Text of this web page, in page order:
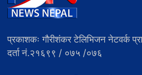
प्रकाशकः गौरीशंकर टेलिभिजन नेटवर्क
दर्ता नं.२१६९९ / ०७५ /०७६